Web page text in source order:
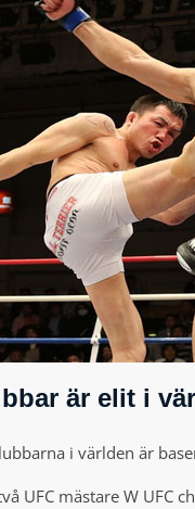
är elit i
i världen är
UFC mästare W UFC